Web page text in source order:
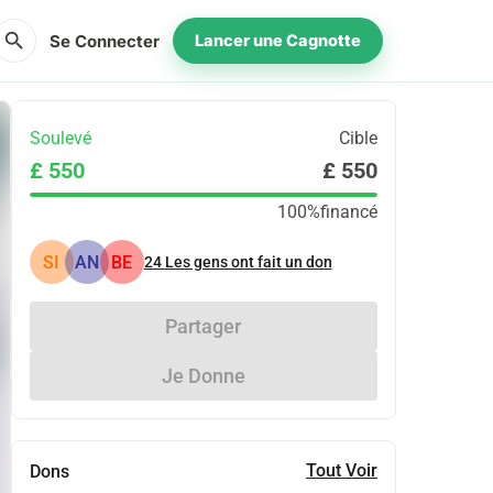
search Se Connecter Lancer une Cagnotte
Soulevé Cible
£ 550 £ 550
100%financé
SI AN BE 24 Les gens ont fait un don
Partager
Je Donne
Dons Tout Voir